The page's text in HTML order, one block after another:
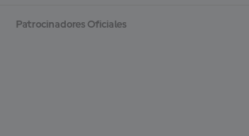
Patrocinadores Oficiales